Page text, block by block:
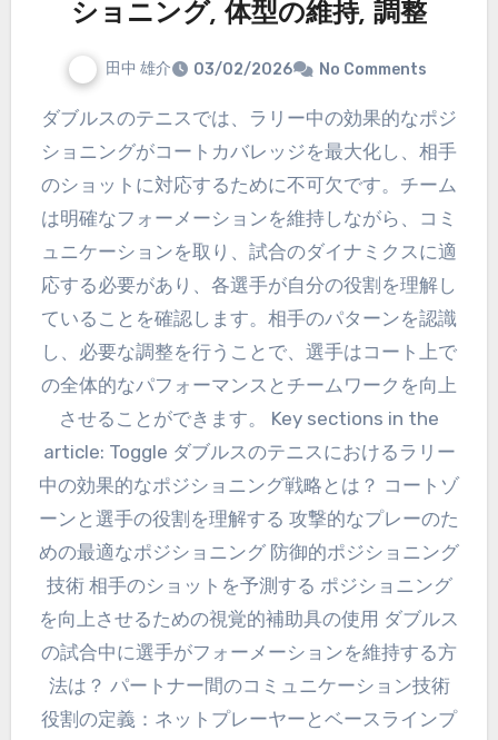
ショニング, 体型の維持, 調整
田中 雄介 03/02/2026 No Comments
ダブルスのテニスでは、ラリー中の効果的なポジ
ショニングがコートカバレッジを最大化し、相手
のショットに対応するために不可欠です。チーム
は明確なフォーメーションを維持しながら、コミ
ュニケーションを取り、試合のダイナミクスに適
応する必要があり、各選手が自分の役割を理解し
ていることを確認します。相手のパターンを認識
し、必要な調整を行うことで、選手はコート上で
の全体的なパフォーマンスとチームワークを向上
させることができます。 Key sections in the
article: Toggle ダブルスのテニスにおけるラリー
中の効果的なポジショニング戦略とは？ コートゾ
ーンと選手の役割を理解する 攻撃的なプレーのた
めの最適なポジショニング 防御的ポジショニング
技術 相手のショットを予測する ポジショニング
を向上させるための視覚的補助具の使用 ダブルス
の試合中に選手がフォーメーションを維持する方
法は？ パートナー間のコミュニケーション技術
役割の定義：ネットプレーヤーとベースラインプ